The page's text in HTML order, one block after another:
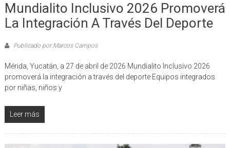
Mundialito Inclusivo 2026 Promoverá
La Integración A Través Del Deporte
Publicado por:Marcos Campos
Mérida, Yucatán, a 27 de abril de 2026 Mundialito Inclusivo 2026
promoverá la integración a través del deporte Equipos integrados
por niñas, niños y
Leer más